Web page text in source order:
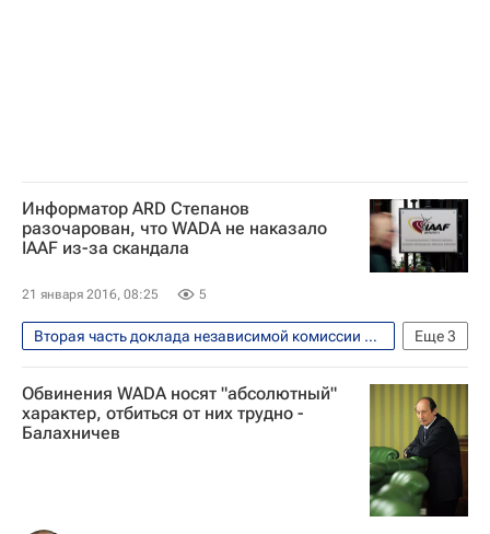
Информатор ARD Степанов
разочарован, что WADA не наказало
IAAF из-за скандала
21 января 2016, 08:25 5
Еще3
Вторая часть доклада независимой комиссии WADA обнародована 14 января 2016 года
Легкая атлетика
IAAF
Обвинения WADA носят "абсолютный"
характер, отбиться от них трудно -
Балахничев